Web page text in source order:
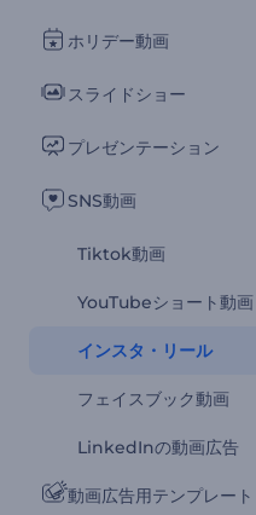
ホリデー動画
スライドショー
プレゼンテーション
SNS動画
Tiktok動画
YouTubeショート動画
インスタ・リール
フェイスブック動画
LinkedInの動画広告
動画広告用テンプレート